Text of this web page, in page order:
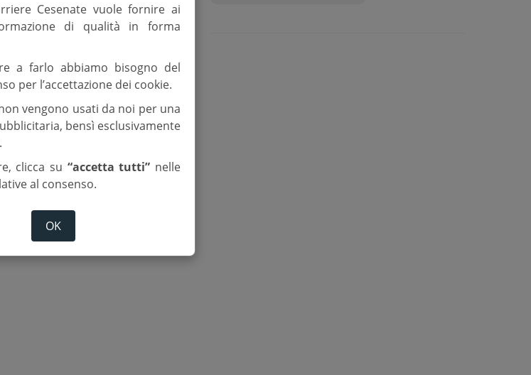
Cesenate vuole fornire ai
di qualità in forma
a farlo abbiamo bisogno del
per l’accettazione dei cookie.
vengono usati da noi per una
bensì esclusivamente
clicca su “accetta tutti” nelle
al consenso.
OK